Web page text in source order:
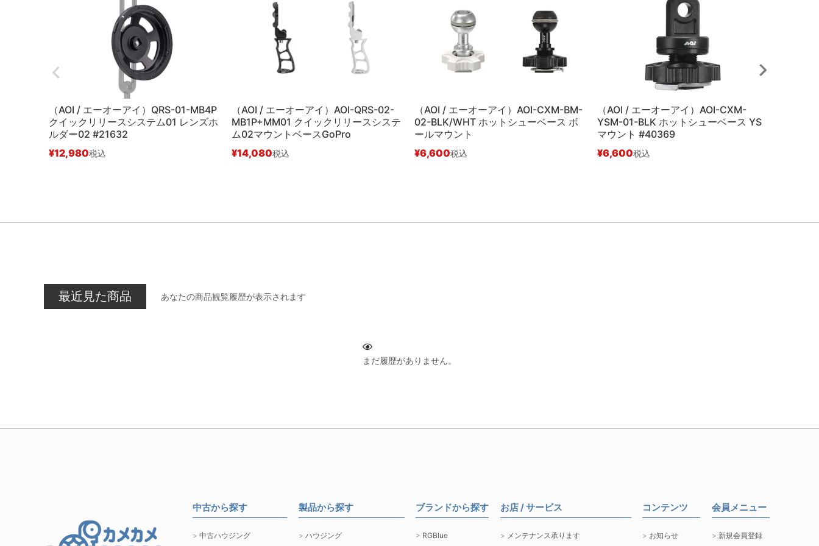
（AOI / エーオーアイ）QRS-01-MB4P
クイックリリースシステム01 レンズホ
ルダー02 #21632
¥12,980税込
（AOI / エーオーアイ）AOI-QRS-02-
MB1P+MM01 クイックリリースシステ
ム02マウントベースGoPro
¥14,080税込
（AOI / エーオーアイ）AOI-CXM-BM-
02-BLK/WHT ホットシューベース ボ
ールマウント
¥6,600税込
（AOI / エーオーアイ）AOI-CXM-
YSM-01-BLK ホットシューベース YS
マウント #40369
¥6,600税込
最近見た商品 あなたの商品観覧履歴が表示されます
まだ履歴がありません。
中古から探す
中古ハウジング
製品から探す
ハウジング
ブランドから探す
RGBlue
お店 / サービス
メンテナンス承ります
コンテンツ
お知らせ
会員メニュー
新規会員登録